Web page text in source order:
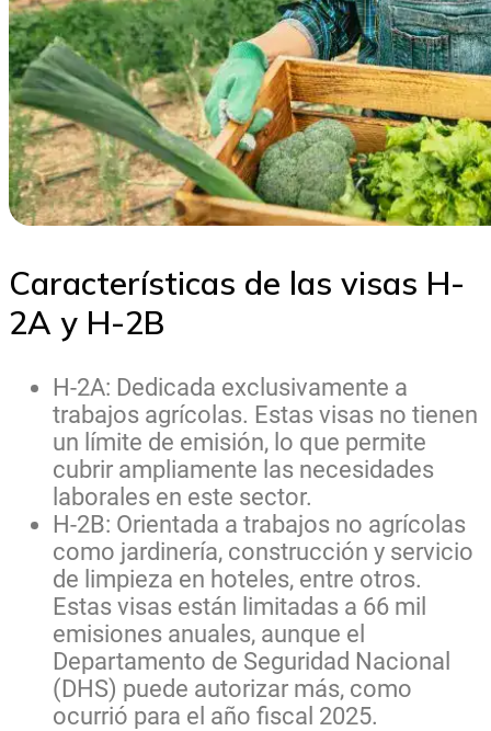
Características de las visas H-
2A y H-2B
H-2A: Dedicada exclusivamente a
trabajos agrícolas. Estas visas no tienen
un límite de emisión, lo que permite
cubrir ampliamente las necesidades
laborales en este sector.
H-2B: Orientada a trabajos no agrícolas
como jardinería, construcción y servicio
de limpieza en hoteles, entre otros.
Estas visas están limitadas a 66 mil
emisiones anuales, aunque el
Departamento de Seguridad Nacional
(DHS) puede autorizar más, como
ocurrió para el año fiscal 2025.